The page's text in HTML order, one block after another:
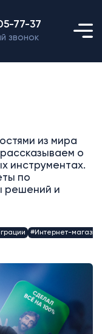
77-37
звонок
из мира
о
инструментах.
по
решений и
#Интернет-